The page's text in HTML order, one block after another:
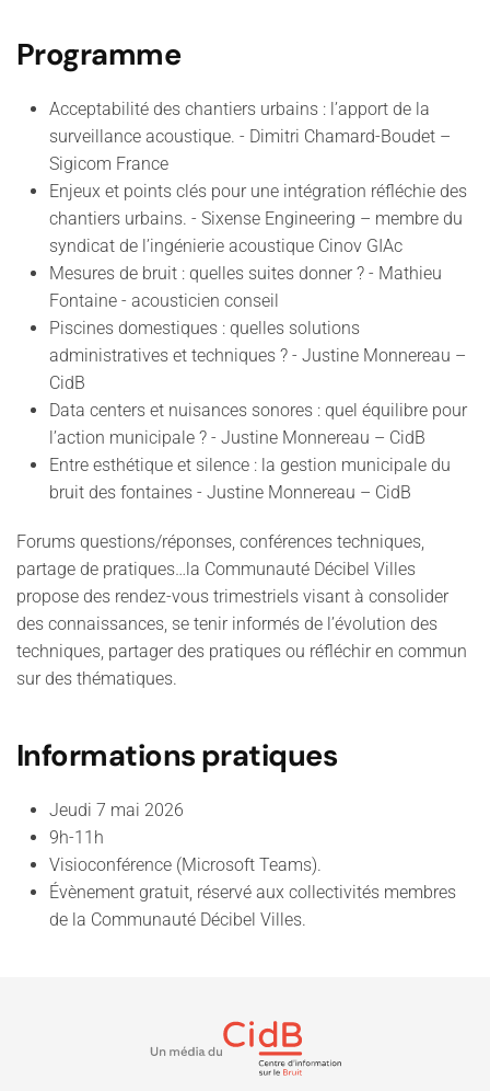
Programme
Acceptabilité des chantiers urbains : l’apport de la
surveillance acoustique. - Dimitri Chamard-Boudet –
Sigicom France
Enjeux et points clés pour une intégration réfléchie des
chantiers urbains. - Sixense Engineering – membre du
syndicat de l’ingénierie acoustique Cinov GIAc
Mesures de bruit : quelles suites donner ? - Mathieu
Fontaine - acousticien conseil
Piscines domestiques : quelles solutions
administratives et techniques ? - Justine Monnereau –
CidB
Data centers et nuisances sonores : quel équilibre pour
l’action municipale ? - Justine Monnereau – CidB
Entre esthétique et silence : la gestion municipale du
bruit des fontaines - Justine Monnereau – CidB
Forums questions/réponses, conférences techniques,
partage de pratiques…la Communauté Décibel Villes
propose des rendez-vous trimestriels visant à consolider
des connaissances, se tenir informés de l’évolution des
techniques, partager des pratiques ou réfléchir en commun
sur des thématiques.
Informations pratiques
Jeudi 7 mai 2026
9h-11h
Visioconférence (Microsoft Teams).
Évènement gratuit, réservé aux collectivités membres
de la Communauté Décibel Villes.